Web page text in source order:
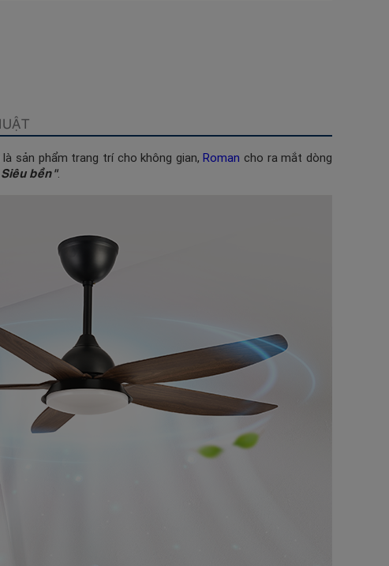
sản phẩm trang trí cho không gian,Roman cho ra mắt dòng
bền".